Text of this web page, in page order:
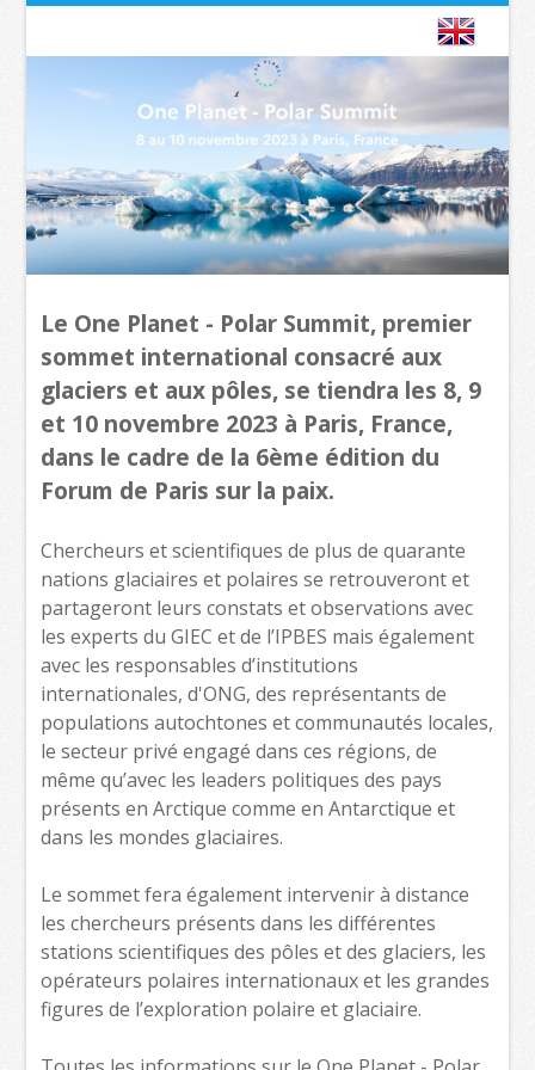
Le One Planet - Polar Summit, premier
sommet international consacré aux
glaciers et aux pôles, se tiendra les 8, 9
et 10 novembre 2023 à Paris, France,
dans le cadre de la 6ème édition du
Forum de Paris sur la paix.
Chercheurs et scientifiques de plus de quarante
nations glaciaires et polaires se retrouveront et
partageront leurs constats et observations avec
les experts du GIEC et de l’IPBES mais également
avec les responsables d’institutions
internationales, d'ONG, des représentants de
populations autochtones et communautés locales,
le secteur privé engagé dans ces régions, de
même qu’avec les leaders politiques des pays
présents en Arctique comme en Antarctique et
dans les mondes glaciaires.
Le sommet fera également intervenir à distance
les chercheurs présents dans les différentes
stations scientifiques des pôles et des glaciers, les
opérateurs polaires internationaux et les grandes
figures de l’exploration polaire et glaciaire.